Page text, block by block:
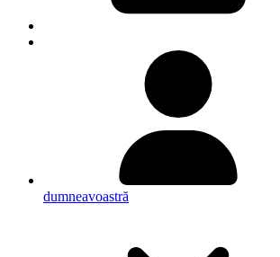
dumneavoastră